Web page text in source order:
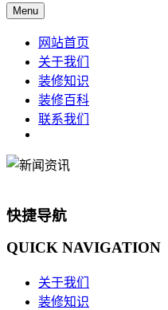
Menu
网站首页
关于我们
装修知识
装修百科
联系我们
快捷导航
QUICK NAVIGATION
关于我们
装修知识